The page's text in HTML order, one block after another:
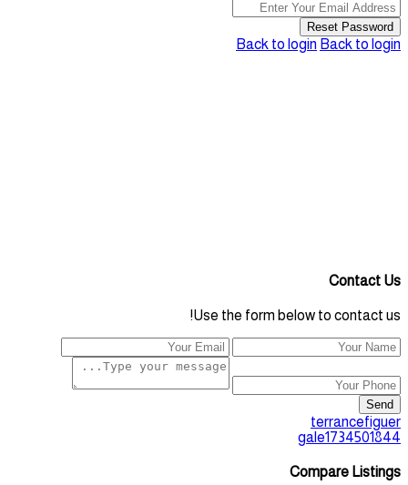
Reset Password
Back to login Back to login
Contact Us
Use the form below to contact us!
Send
terrancefiguer
gale1734501844
Compare Listings